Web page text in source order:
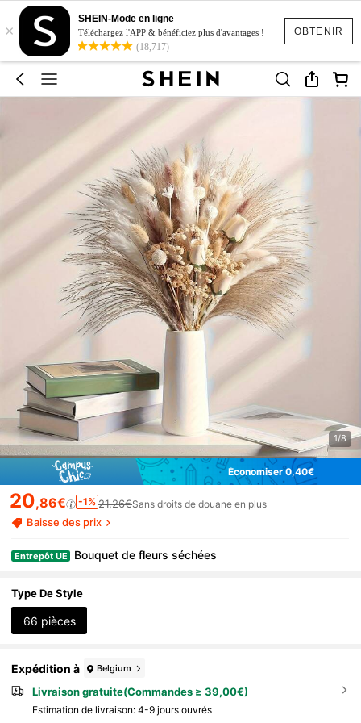
OBTENIR
×
SHEIN-Mode en ligne
Téléchargez l'APP & bénéficiez plus d'avantages !
(18,717)
1/8
Économiser 0,40€
20,86€ -1% 21,26€Sans droits de douane en plus
Baisse des prix
Entrepôt UE Bouquet de fleurs séchées
Type De Style
66 pièces
Expédition à Belgium
Livraison gratuite(Commandes ≥ 39,00€)
Estimation de livraison: 4-9 jours ouvrés